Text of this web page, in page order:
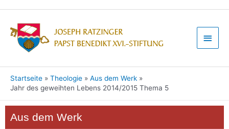
Startseite Theologie
Aus dem Werk
Jahr des geweihten Lebens 2014/2015 Thema 5
Aus dem Werk